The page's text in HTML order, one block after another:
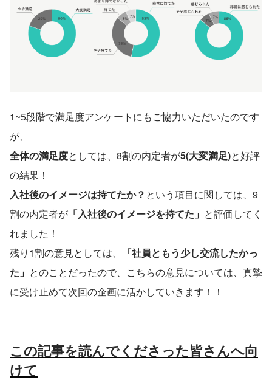
1~5段階で満足度アンケートにもご協力いただいたのです
が、
全体の満足度としては、8割の内定者が5(大変満足)と好評
の結果！
入社後のイメージは持てたか？ という項目に関しては、9
割の内定者が 「入社後のイメージを持てた」 と評価してく
れました！
残り1割の意見としては、
「社員ともう少し交流したかっ
た」 とのことだったので、こちらの意見については、真摯
に受け止めて次回の企画に活かしていきます！！
この記事を読んでくださった皆さんへ向
けて